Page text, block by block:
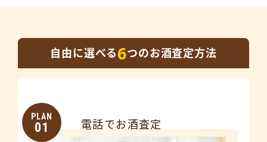
自由に選べる6つのお酒査定方法
PLAN
01 電話でお酒査定